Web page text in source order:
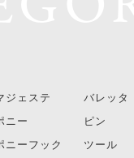
ジェステ
ニー
ニーフック
バレッタ
ピン
ツール